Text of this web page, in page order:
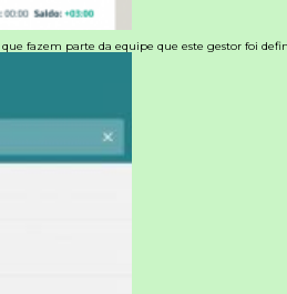
fazem parte da equipe que este gestor foi